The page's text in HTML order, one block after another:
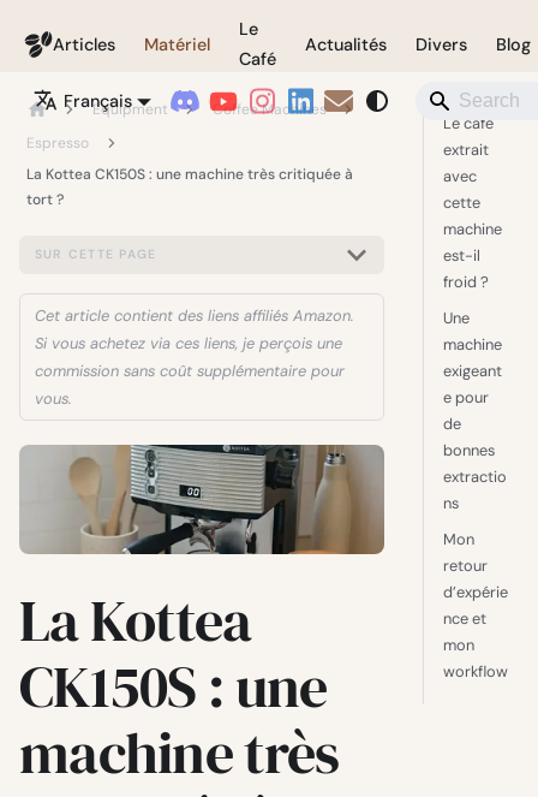
Coffeegeek
Articles Matériel
Le
Café
Actualités Divers Blog
Français
Equipment
Coffee Machines
Espresso
La Kottea CK150S : une machine très critiquée à
tort ?
SUR CETTE PAGE
Cet article contient des liens affiliés Amazon.
Si vous achetez via ces liens, je perçois une
commission sans coût supplémentaire pour
vous.
La Kottea
CK150S : une
machine très
Le café
extrait
avec
cette
machine
est-il
froid ?
Une
machine
exigeant
e pour
de
bonnes
extractio
ns
Mon
retour
d’expérie
nce et
mon
workflow